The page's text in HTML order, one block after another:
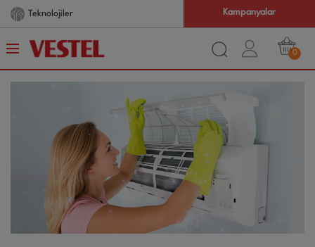
Teknolojiler Kampanyalar
0